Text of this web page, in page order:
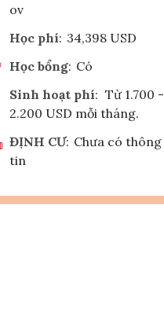
ov
Học phí: 34,398 USD
Học bổng: Có
Sinh hoạt phí: Từ 1.700 -
2.200 USD mỗi tháng.
ĐỊNH CƯ: Chưa có thông
tin